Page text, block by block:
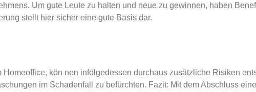
Um gute Leute zu halten und neue zu gewinnen, haben
stellt hier sicher eine gute Basis dar.
kön­ nen infolgedessen durchaus zusätzliche Risiken
im Schadenfall zu befürchten. Fazit: Mit dem Abschluss